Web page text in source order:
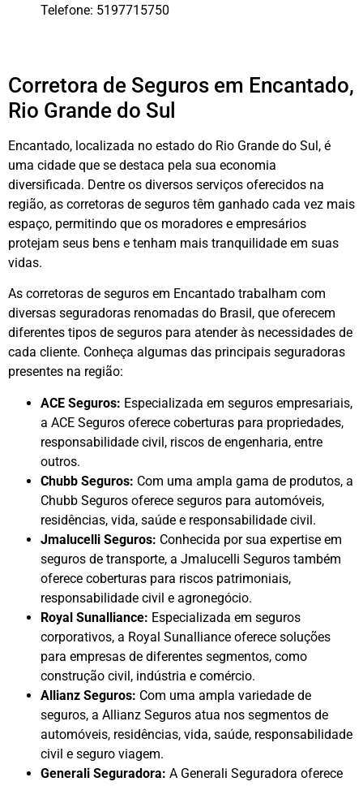
Telefone: 5197715750
Corretora de Seguros em Encantado,
Rio Grande do Sul
Encantado, localizada no estado do Rio Grande do Sul, é
uma cidade que se destaca pela sua economia
diversificada. Dentre os diversos serviços oferecidos na
região, as corretoras de seguros têm ganhado cada vez mais
espaço, permitindo que os moradores e empresários
protejam seus bens e tenham mais tranquilidade em suas
vidas.
As corretoras de seguros em Encantado trabalham com
diversas seguradoras renomadas do Brasil, que oferecem
diferentes tipos de seguros para atender às necessidades de
cada cliente. Conheça algumas das principais seguradoras
presentes na região:
ACE Seguros: Especializada em seguros empresariais,
a ACE Seguros oferece coberturas para propriedades,
responsabilidade civil, riscos de engenharia, entre
outros.
Chubb Seguros: Com uma ampla gama de produtos, a
Chubb Seguros oferece seguros para automóveis,
residências, vida, saúde e responsabilidade civil.
Jmalucelli Seguros: Conhecida por sua expertise em
seguros de transporte, a Jmalucelli Seguros também
oferece coberturas para riscos patrimoniais,
responsabilidade civil e agronegócio.
Royal Sunalliance: Especializada em seguros
corporativos, a Royal Sunalliance oferece soluções
para empresas de diferentes segmentos, como
construção civil, indústria e comércio.
Allianz Seguros: Com uma ampla variedade de
seguros, a Allianz Seguros atua nos segmentos de
automóveis, residências, vida, saúde, responsabilidade
civil e seguro viagem.
Generali Seguradora: A Generali Seguradora oferece